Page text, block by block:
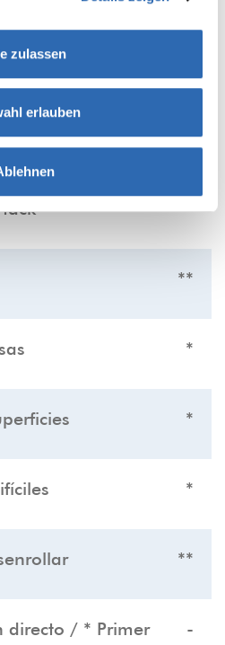
zulassen
erlauben
**
*
**
*
*
*
**
directo / * Primer
-